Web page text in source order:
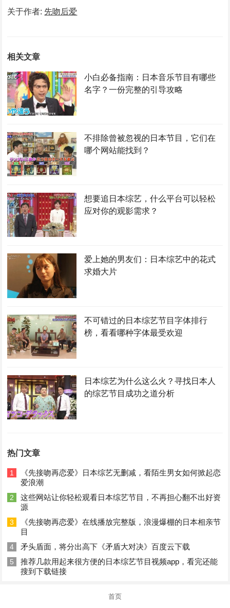
关于作者: 先吻后爱
相关文章
小白必备指南：日本音乐节目有哪些
名字？一份完整的引导攻略
不排除曾被忽视的日本节目，它们在
哪个网站能找到？
想要追日本综艺，什么平台可以轻松
应对你的观影需求？
爱上她的男友们：日本综艺中的花式
求婚大片
不可错过的日本综艺节目字体排行
榜，看看哪种字体最受欢迎
日本综艺为什么这么火？寻找日本人
的综艺节目成功之道分析
热门文章
1
《先接吻再恋爱》日本综艺无删减，看陌生男女如何掀起恋
爱浪潮
2
这些网站让你轻松观看日本综艺节目，不再担心翻不出好资
源
3
《先接吻再恋爱》在线播放完整版，浪漫爆棚的日本相亲节
目
4 矛头盾面，将分出高下《矛盾大对决》百度云下载
5
推荐几款用起来很方便的日本综艺节目视频app，看完还能
搜到下载链接
首页